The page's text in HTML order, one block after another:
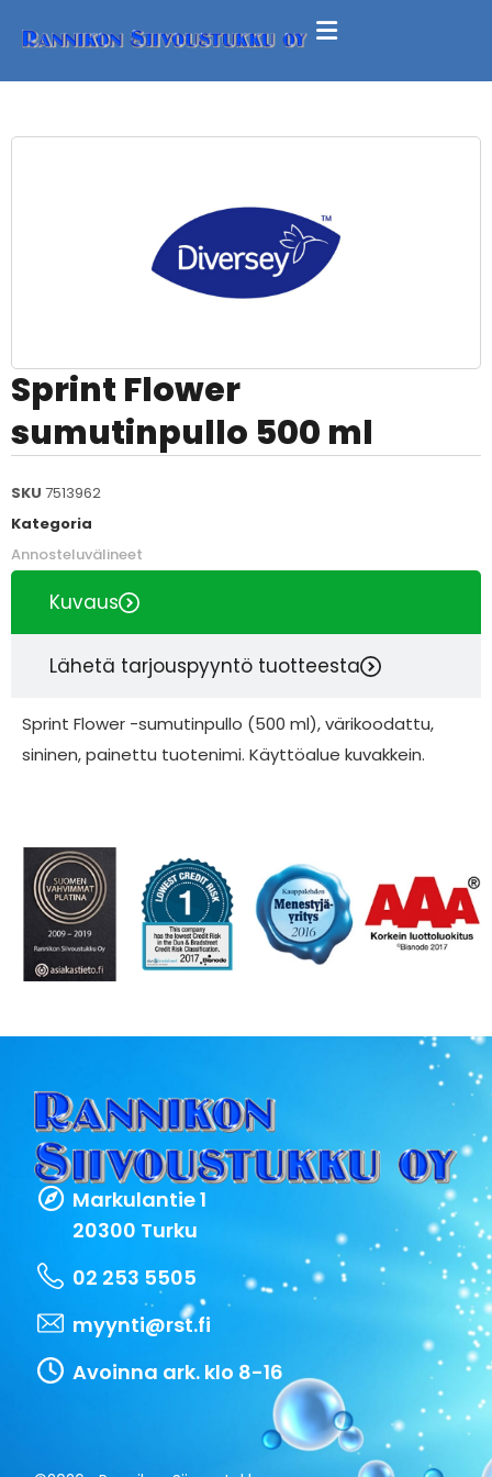
Sprint Flower
sumutinpullo 500 ml
SKU 7513962
Kategoria
Annosteluvälineet
Kuvaus
Lähetä tarjouspyyntö tuotteesta
Sprint Flower -sumutinpullo (500 ml), värikoodattu,
sininen, painettu tuotenimi. Käyttöalue kuvakkein.
Markulantie 1
20300 Turku
02 253 5505
myynti@rst.fi
Avoinna ark. klo 8-16